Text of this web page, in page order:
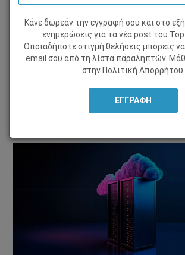
WEB HOSTING
06 Μαρτίου 2025, απόAngeliki
Κάνε δωρεάν την εγγραφή σου και στο
ενημερώσεις για τα νέα post του
Οποιαδήποτε στιγμή θελήσεις μπορείς
email σου από τη λίστα παραληπτών.
στην Πολιτική Απορρήτου.